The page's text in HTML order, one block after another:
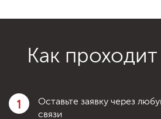
Как
1
Оставьте заявку через
связи